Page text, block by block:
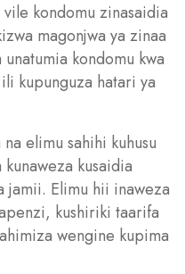
vile kondomu zinasaidia
magonjwa ya zinaa
kondomu kwa
kupunguza hatari ya
na elimu sahihi kuhusu
kusaidia
jamii. Elimu hii inaweza
kushiriki taarifa
wengine kupima